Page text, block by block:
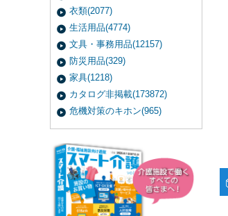
衣類(2077)
生活用品(4774)
文具・事務用品(12157)
防災用品(329)
家具(1218)
カタログ非掲載(173872)
危機対策のキホン(965)